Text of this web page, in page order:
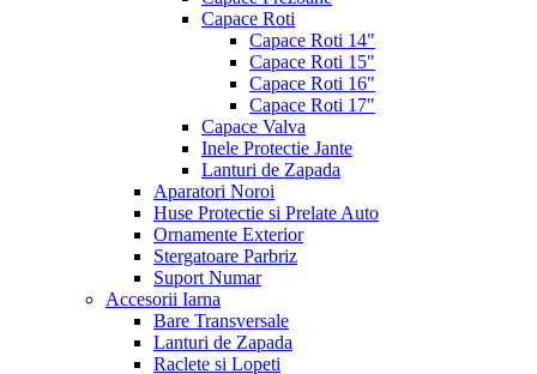
Capace Roti
Capace Roti 14"
Capace Roti 15"
Capace Roti 16"
Capace Roti 17"
Capace Valva
Inele Protectie Jante
Lanturi de Zapada
Aparatori Noroi
Huse Protectie si Prelate Auto
Ornamente Exterior
Stergatoare Parbriz
Suport Numar
Accesorii Iarna
Bare Transversale
Lanturi de Zapada
Raclete si Lopeti